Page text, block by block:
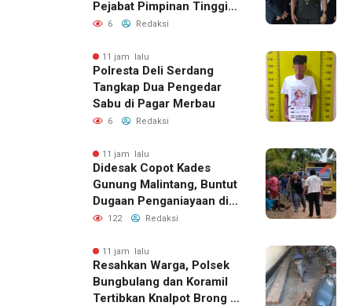
Pejabat Pimpinan Tinggi
Pratama Pemda DIY
6 Redaksi
11 jam lalu
Polresta Deli Serdang
Tangkap Dua Pengedar
Sabu di Pagar Merbau
6 Redaksi
11 jam lalu
Didesak Copot Kades
Gunung Malintang, Buntut
Dugaan Penganiayaan di
Dusun Balakka Padang
122 Redaksi
11 jam lalu
Resahkan Warga, Polsek
Bungbulang dan Koramil
Tertibkan Knalpot Brong di